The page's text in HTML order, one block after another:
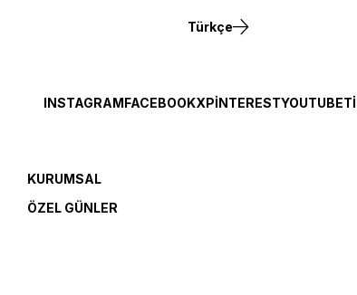
Türkçe
INSTAGRAMFACEBOOKXPINTERESTYOUTUBE
KURUMSAL
ÖZEL GÜNLER